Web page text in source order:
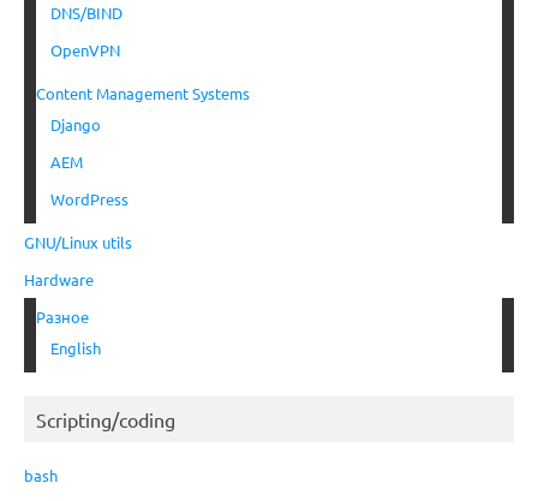
DNS/BIND
OpenVPN
Content Management Systems
Django
AEM
WordPress
GNU/Linux utils
Hardware
Разное
English
Scripting/coding
bash